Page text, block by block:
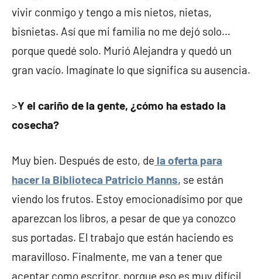
vivir conmigo y tengo a mis nietos, nietas,
bisnietas. Así que mi familia no me dejó solo…
porque quedé solo. Murió Alejandra y quedó un
gran vacío. Imagínate lo que significa su ausencia.
>Y el cariño de la gente, ¿cómo ha estado la
cosecha?
Muy bien. Después de esto, de la oferta para
hacer la Biblioteca Patricio Manns, se están
viendo los frutos. Estoy emocionadísimo por que
aparezcan los libros, a pesar de que ya conozco
sus portadas. El trabajo que están haciendo es
maravilloso. Finalmente, me van a tener que
aceptar como escritor, porque eso es muy difícil